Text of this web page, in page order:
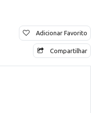
Adicionar Favorito
Compartilhar